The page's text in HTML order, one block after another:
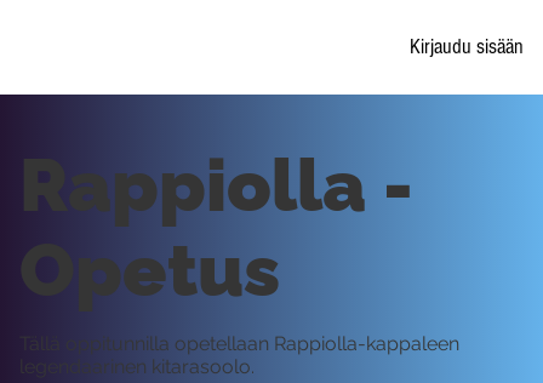
Kirjaudu sisään
Rappiolla -
Opetus
Tällä oppitunnilla opetellaan Rappiolla-kappaleen
legendaarinen kitarasoolo.